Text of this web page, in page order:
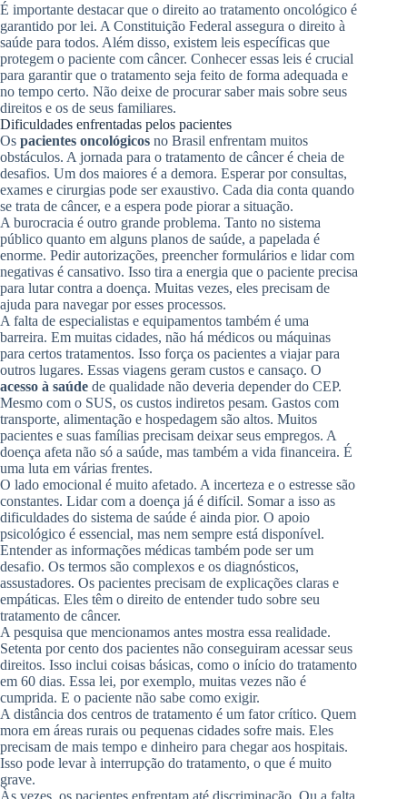
É importante destacar que o direito ao tratamento oncológico é
garantido por lei. A Constituição Federal assegura o direito à
saúde para todos. Além disso, existem leis específicas que
protegem o paciente com câncer. Conhecer essas leis é crucial
para garantir que o tratamento seja feito de forma adequada e
no tempo certo. Não deixe de procurar saber mais sobre seus
direitos e os de seus familiares.
Dificuldades enfrentadas pelos pacientes
Os pacientes oncológicos no Brasil enfrentam muitos
obstáculos. A jornada para o tratamento de câncer é cheia de
desafios. Um dos maiores é a demora. Esperar por consultas,
exames e cirurgias pode ser exaustivo. Cada dia conta quando
se trata de câncer, e a espera pode piorar a situação.
A burocracia é outro grande problema. Tanto no sistema
público quanto em alguns planos de saúde, a papelada é
enorme. Pedir autorizações, preencher formulários e lidar com
negativas é cansativo. Isso tira a energia que o paciente precisa
para lutar contra a doença. Muitas vezes, eles precisam de
ajuda para navegar por esses processos.
A falta de especialistas e equipamentos também é uma
barreira. Em muitas cidades, não há médicos ou máquinas
para certos tratamentos. Isso força os pacientes a viajar para
outros lugares. Essas viagens geram custos e cansaço. O
acesso à saúde de qualidade não deveria depender do CEP.
Mesmo com o SUS, os custos indiretos pesam. Gastos com
transporte, alimentação e hospedagem são altos. Muitos
pacientes e suas famílias precisam deixar seus empregos. A
doença afeta não só a saúde, mas também a vida financeira. É
uma luta em várias frentes.
O lado emocional é muito afetado. A incerteza e o estresse são
constantes. Lidar com a doença já é difícil. Somar a isso as
dificuldades do sistema de saúde é ainda pior. O apoio
psicológico é essencial, mas nem sempre está disponível.
Entender as informações médicas também pode ser um
desafio. Os termos são complexos e os diagnósticos,
assustadores. Os pacientes precisam de explicações claras e
empáticas. Eles têm o direito de entender tudo sobre seu
tratamento de câncer.
A pesquisa que mencionamos antes mostra essa realidade.
Setenta por cento dos pacientes não conseguiram acessar seus
direitos. Isso inclui coisas básicas, como o início do tratamento
em 60 dias. Essa lei, por exemplo, muitas vezes não é
cumprida. E o paciente não sabe como exigir.
A distância dos centros de tratamento é um fator crítico. Quem
mora em áreas rurais ou pequenas cidades sofre mais. Eles
precisam de mais tempo e dinheiro para chegar aos hospitais.
Isso pode levar à interrupção do tratamento, o que é muito
grave.
Às vezes, os pacientes enfrentam até discriminação. Ou a falta